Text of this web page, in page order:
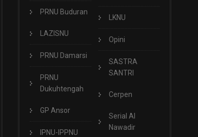
PRNU Buduran
LAZISNU
PRNU Damarsi
PRNU
Dukuhtengah
GP Ansor
IPNU-IPPNU
LKNU
Opini
SASTRA
SANTRI
Cerpen
Serial Al
Nawadir